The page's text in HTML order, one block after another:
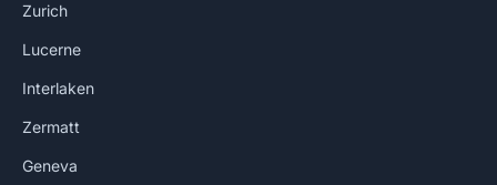
Zurich
Lucerne
Interlaken
Zermatt
Geneva